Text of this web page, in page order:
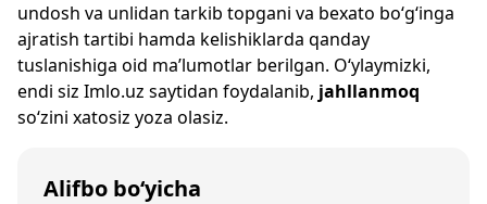
undosh va unlidan tarkib topgani va bexato bo‘g‘inga
ajratish tartibi hamda kelishiklarda qanday
tuslanishiga oid ma’lumotlar berilgan. O‘ylaymizki,
endi siz Imlo.uz saytidan foydalanib, jahllanmoq
so‘zini xatosiz yoza olasiz.
Alifbo bo‘yicha